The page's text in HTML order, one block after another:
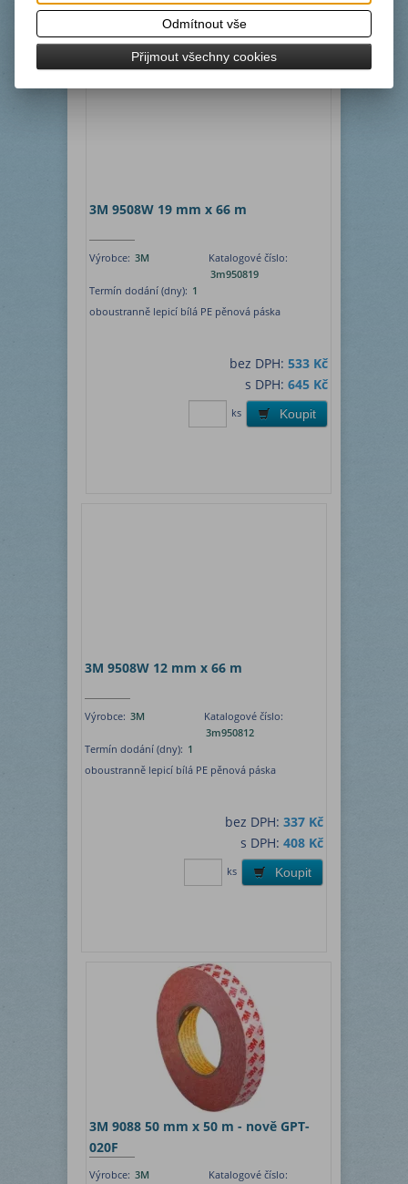
ks
3M 9508W 19 mm x 66 m
Výrobce: 3M
Katalogové číslo:
3m950819
Termín dodání (dny): 1
oboustranně lepicí bílá PE pěnová páska
bez DPH:533 Kč
s DPH:645 Kč
Koupit
ks
3M 9508W 12 mm x 66 m
Výrobce: 3M
Katalogové číslo:
3m950812
Termín dodání (dny): 1
oboustranně lepicí bílá PE pěnová páska
bez DPH: 337 Kč
s DPH: 408 Kč
Koupit
ks
3M 9088 50 mm x 50 m - nově GPT-
020F
Výrobce: 3M
Katalogové číslo:
Odmítnout vše
Přijmout všechny cookies